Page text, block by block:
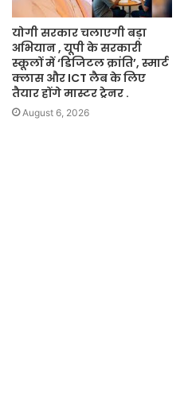
योगी सरकार चलाएगी बड़ा
अभियान , यूपी के सरकारी
स्कूलों में ‘डिजिटल क्रांति’, स्मार्ट
क्लास और ICT लैब के लिए
तैयार होंगे मास्टर ट्रेनर .
August 6, 2026